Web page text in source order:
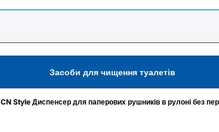
Засоби для чищення туалетів
CN Style Диспенсер для паперових рушників в рулоні без